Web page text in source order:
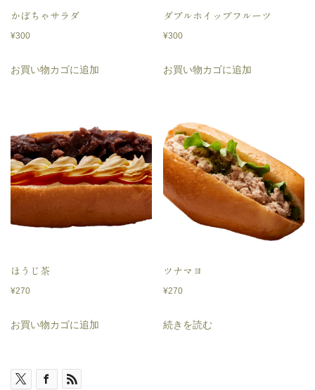
かぼちゃサラダ
¥300
お買い物カゴに追加
ダブルホイップフルーツ
¥300
お買い物カゴに追加
ほうじ茶
¥270
お買い物カゴに追加
ツナマヨ
¥270
続きを読む